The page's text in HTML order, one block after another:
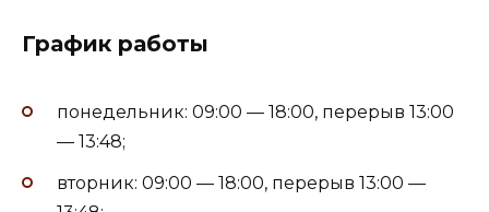
График работы
понедельник: 09:00 — 18:00, перерыв 13:00
— 13:48;
вторник: 09:00 — 18:00, перерыв 13:00 —